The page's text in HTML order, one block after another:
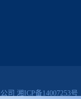
司 湘ICP备14007253号